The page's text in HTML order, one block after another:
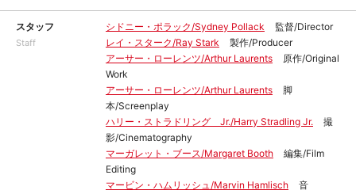
スタッフ
Staff
シドニー・ポラック/Sydney Pollack
監督/Director
レイ・スターク/Ray Stark
製作/Producer
アーサー・ローレンツ/Arthur Laurents
原作/Original
Work
アーサー・ローレンツ/Arthur Laurents
脚
本/Screenplay
ハリー・ストラドリング Jr./Harry Stradling Jr.
撮
影/Cinematography
マーガレット・ブース/Margaret Booth
編集/Film
Editing
マービン・ハムリッシュ/Marvin Hamlisch
音